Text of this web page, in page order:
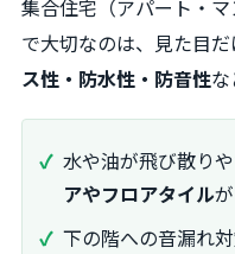
集合住宅（アパート・
で大切なのは、見た目だ
ス性・防水性・防音性な
水や油が飛び散り
アやフロアタイル
下の階への音漏れ